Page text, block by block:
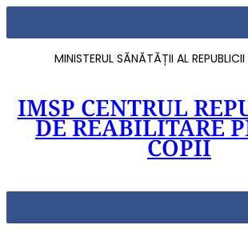
MINISTERUL SĂNĂTĂȚII AL
IMSP CENTRUL
DE REABILITARE
COPII